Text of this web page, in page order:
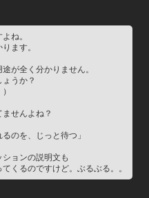
ね。
ます。
が全く分かりません。
うか？
せんよね？
のを、じっと待つ」
ョンの説明文も
くるのですけど。ぶるぶる。。